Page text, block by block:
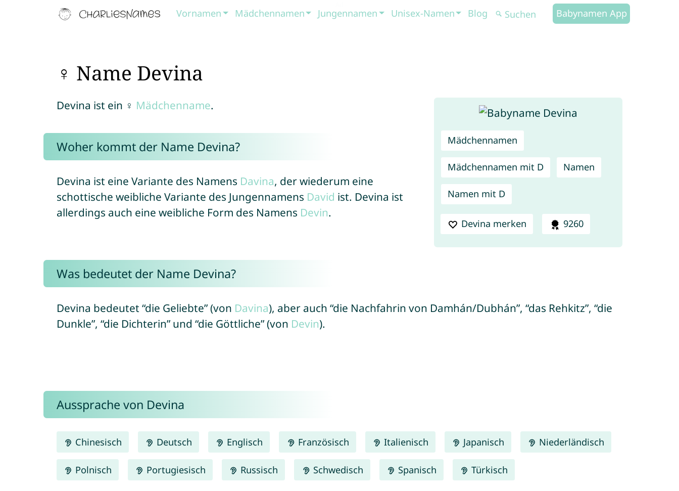
Vornamen Mädchennamen Jungennamen Unisex-Namen Blog Babynamen App
♀ Name Devina
Mädchennamen
Mädchennamen mit D Namen
Namen mit D
Devina merken 9260
Devina ist ein ♀ Mädchenname.
Woher kommt der Name Devina?
Devina ist eine Variante des Namens Davina, der wiederum eine
schottische weibliche Variante des Jungennamens David ist. Devina ist
allerdings auch eine weibliche Form des Namens Devin.
Was bedeutet der Name Devina?
Devina bedeutet “die Geliebte” (von Davina), aber auch “die Nachfahrin von Damhán/Dubhán”, “das Rehkitz”, “die
Dunkle”, “die Dichterin” und “die Göttliche” (von Devin).
Aussprache von Devina
Chinesisch Deutsch Englisch Französisch Italienisch Japanisch Niederländisch
Polnisch Portugiesisch Russisch Schwedisch Spanisch Türkisch